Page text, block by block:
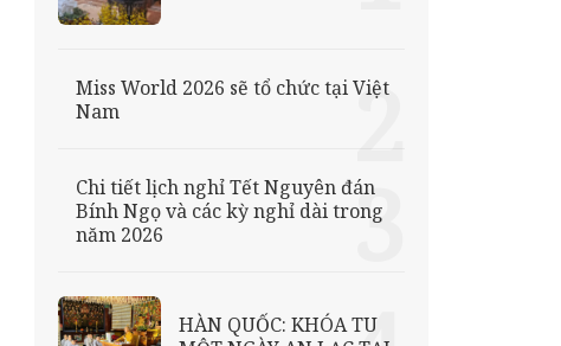
Miss World 2026 sẽ tổ chức tại Việt
Nam
Chi tiết lịch nghỉ Tết Nguyên đán
Bính Ngọ và các kỳ nghỉ dài trong
năm 2026
HÀN QUỐC: KHÓA TU